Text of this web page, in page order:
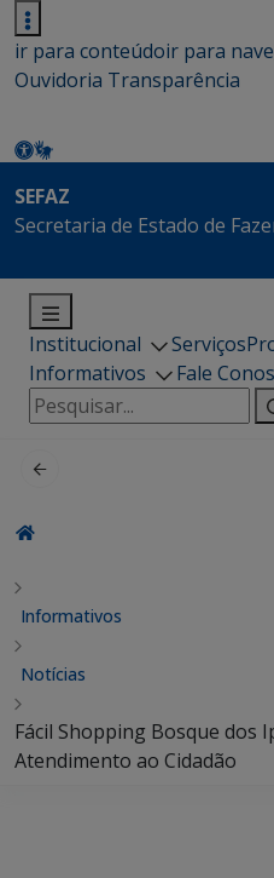
ir para conteúdoir para
Ouvidoria Transparência
SEFAZ
Secretaria de Estado de
Institucional Serviços
Informativos
Fale
Pesquisar
por:
Informativos
Notícias
Fácil Shopping Bosque dos
Atendimento ao Cidadão